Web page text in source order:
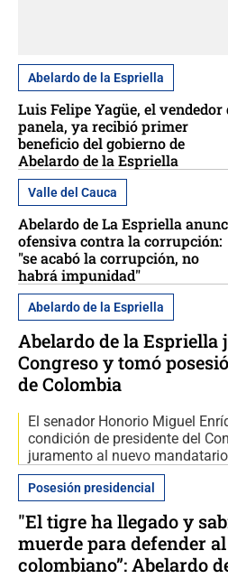
Abelardo de la Espriella
Luis Felipe Yagüe, el vendedor
panela, ya recibió primer
beneficio del gobierno de
Abelardo de la Espriella
Valle del Cauca
Abelardo de La Espriella
ofensiva contra la corrupción:
"se acabó la corrupción, no
habrá impunidad"
Abelardo de la Espriella
Abelardo de la Espriella
Congreso y tomó
de Colombia
El senador Honorio Miguel
condición de presidente del
juramento al nuevo
Posesión presidencial
"El tigre ha llegado y
muerde para defender
colombiano”: Abelardo